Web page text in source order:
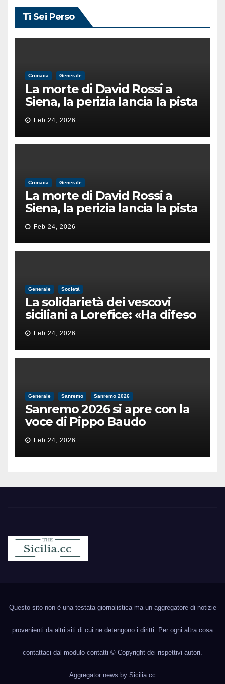
Ti Sei Perso
Cronaca Generale
La morte di David Rossi a
Siena, la perizia lancia la pista
di un’intimidazione finita
male
Feb 24, 2026
Cronaca Generale
La morte di David Rossi a
Siena, la perizia lancia la pista
di un’intimidazione finita
male
Feb 24, 2026
Generale Società
La solidarietà dei vescovi
siciliani a Lorefice: «Ha difeso
il valore e la dignità
dell’umanità»
Feb 24, 2026
Generale Sanremo Sanremo 2026
Sanremo 2026 si apre con la
voce di Pippo Baudo
Feb 24, 2026
Questo sito non è una testata giornalistica ma un aggregatore di notizie
provenienti da altri siti di cui ne detengono i diritti. Per ogni altra cosa
contattaci dal modulo contatti © Copyright dei rispettivi autori.
Aggregator news by Sicilia.cc